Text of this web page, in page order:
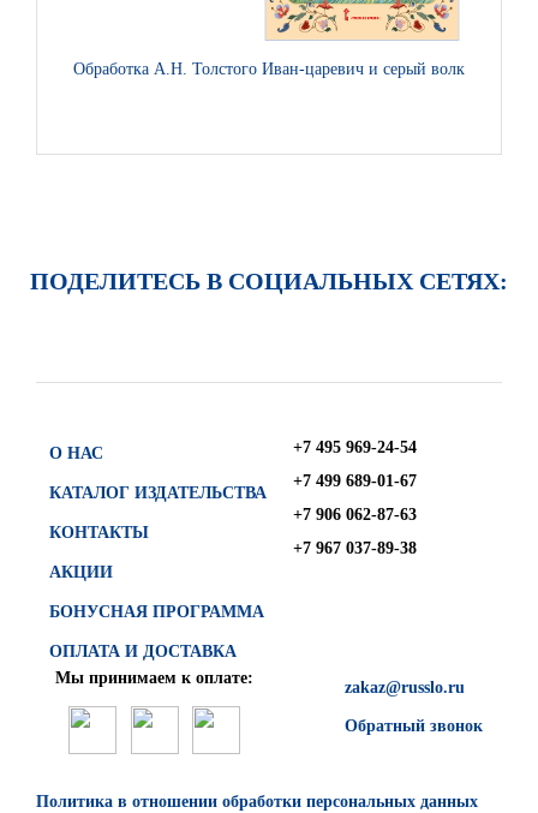
Обработка А.Н. Толстого Иван-царевич и серый волк: русская
ПОДЕЛИТЕСЬ В СОЦИАЛЬНЫХ СЕТЯХ:
О НАС
КАТАЛОГ ИЗДАТЕЛЬСТВА
КОНТАКТЫ
АКЦИИ
БОНУСНАЯ ПРОГРАММА
ОПЛАТА И ДОСТАВКА
+7 495 969-24-54
+7 499 689-01-67
+7 906 062-87-63
+7 967 037-89-38
zakaz@russlo.ru
Обратный звонок
Мы принимаем к оплате:
Политика в отношении обработки персональных данных